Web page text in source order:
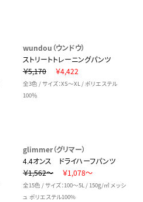
wundou（ウンドウ）
ストリートトレーニングパンツ
￥5,170
￥4,422
全3色 / サイズ：XS～XL / ポリエステル
100％
glimmer（グリマー）
4.4オンス ドライハーフパンツ
￥1,562～
￥1,078～
全15色 / サイズ：100～5L / 150g/㎡ メッシ
ュ ポリエステル100%